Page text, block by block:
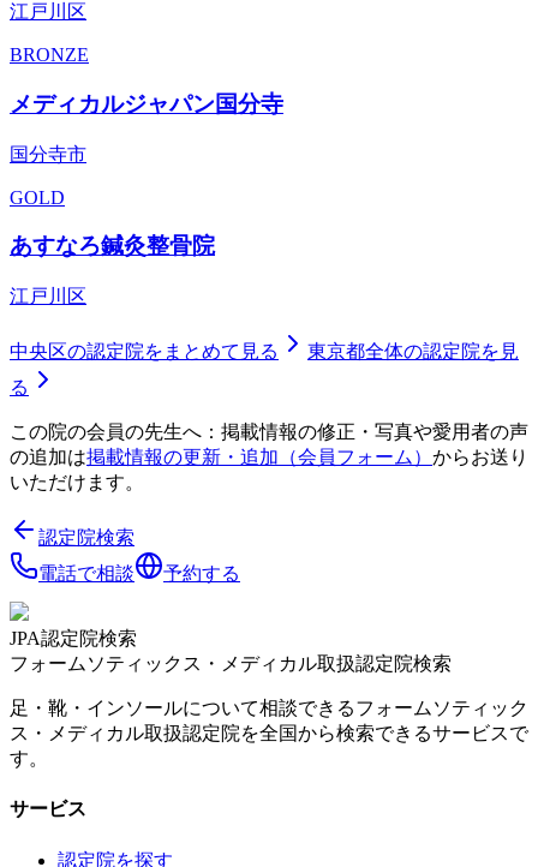
江戸川区
BRONZE
メディカルジャパン国分寺
国分寺市
GOLD
あすなろ鍼灸整骨院
江戸川区
中央区の認定院をまとめて見る 東京都全体の認定院を見
る
この院の会員の先生へ：掲載情報の修正・写真や愛用者の声
の追加は掲載情報の更新・追加（会員フォーム） からお送り
いただけます。
認定院検索
電話で相談
予約する
JPA認定院検索
フォームソティックス・メディカル取扱認定院検索
足・靴・インソールについて相談できるフォームソティック
ス・メディカル取扱認定院を全国から検索できるサービスで
す。
サービス
認定院を探す